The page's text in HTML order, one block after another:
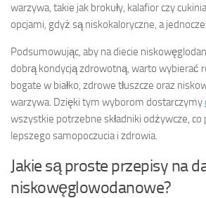
warzywa, takie jak brokuły, kalafior czy
opcjami, gdyż są niskokaloryczne, a
Podsumowując, aby na diecie
dobrą kondycją zdrowotną, warto wybierać
bogate w białko, zdrowe tłuszcze oraz
warzywa. Dzięki tym wyborom dostarczymy
wszystkie potrzebne składniki odżywcze, co
lepszego samopoczucia i zdrowia.
Jakie są proste przepisy na
niskowęglowodanowe?